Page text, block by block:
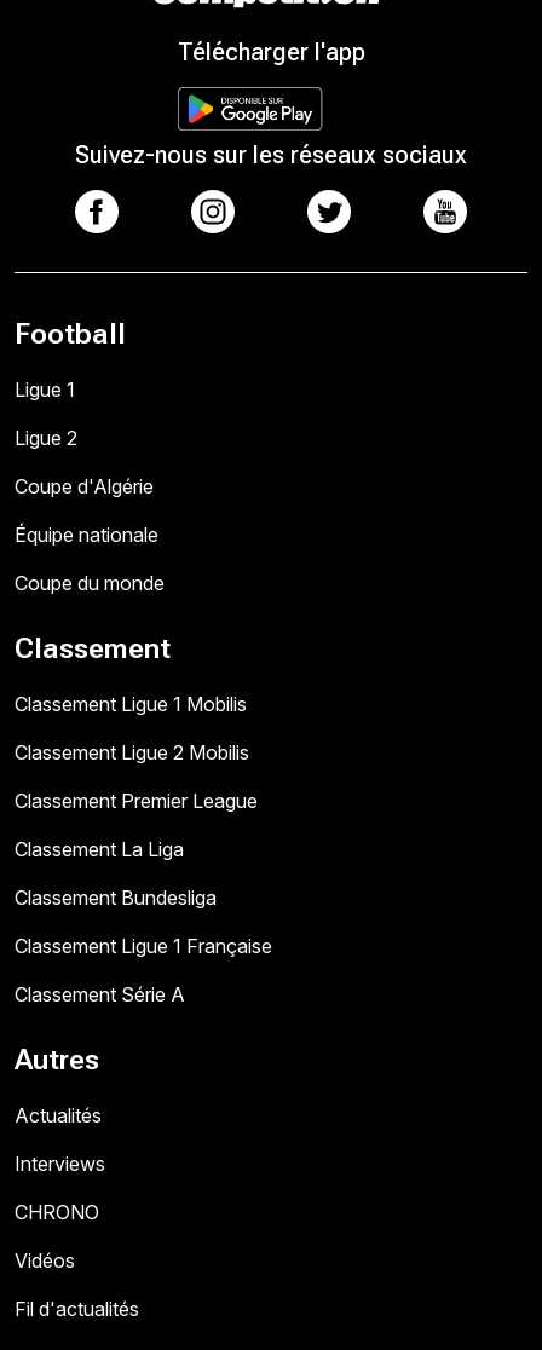
Télécharger l'app
Suivez-nous sur les réseaux sociaux
Football
Ligue 1
Ligue 2
Coupe d'Algérie
Équipe nationale
Coupe du monde
Classement
Classement Ligue 1 Mobilis
Classement Ligue 2 Mobilis
Classement Premier League
Classement La Liga
Classement Bundesliga
Classement Ligue 1 Française
Classement Série A
Autres
Actualités
Interviews
CHRONO
Vidéos
Fil d'actualités